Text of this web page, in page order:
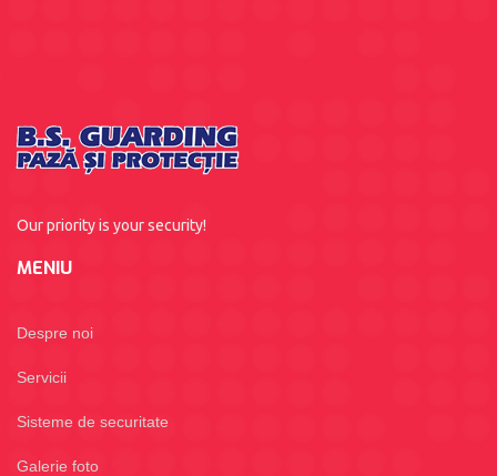
Our priority is your security!
MENIU
Despre noi
Servicii
Sisteme de securitate
Galerie foto